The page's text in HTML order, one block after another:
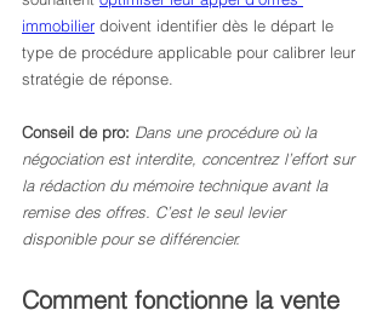
immobilier doivent identifier dès le départ le
type de procédure applicable pour calibrer leur
stratégie de réponse.
Conseil de pro: Dans une procédure où la
négociation est interdite, concentrez l’effort sur
la rédaction du mémoire technique avant la
remise des offres. C’est le seul levier
disponible pour se différencier.
Comment fonctionne la vente